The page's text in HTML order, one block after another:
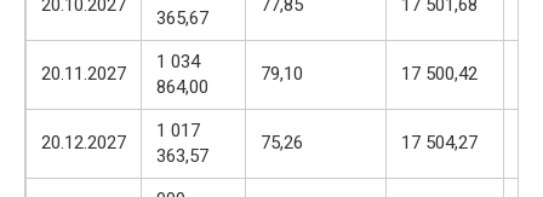
20.10.2027
365,67
77,85 17 501,68
20.11.2027
1 034
864,00
79,10 17 500,42
20.12.2027
1 017
363,57
75,26 17 504,27